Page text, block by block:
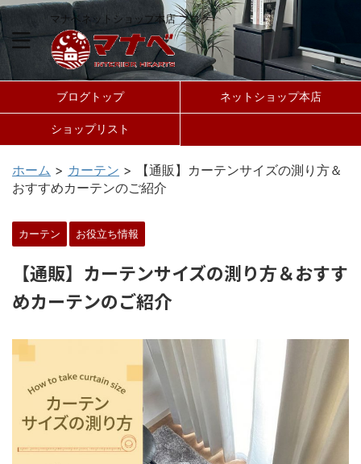
マナベネットショップ本店 ブログ
ブログトップ ネットショップ本店
ショップリスト
ホーム > カーテン >
【通販】カーテンサイズの測り方＆
おすすめカーテンのご紹介
カーテン お役立ち情報
【通販】カーテンサイズの測り方＆おすす
めカーテンのご紹介